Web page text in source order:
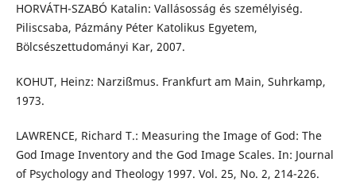
HORVÁTH-SZABÓ Katalin: Vallásosság és személyiség.
Piliscsaba, Pázmány Péter Katolikus Egyetem,
Bölcsészettudományi Kar, 2007.
KOHUT, Heinz: Narzißmus. Frankfurt am Main, Suhrkamp,
1973.
LAWRENCE, Richard T.: Measuring the Image of God: The
God Image Inventory and the God Image Scales. In: Journal
of Psychology and Theology 1997. Vol. 25, No. 2, 214-226.